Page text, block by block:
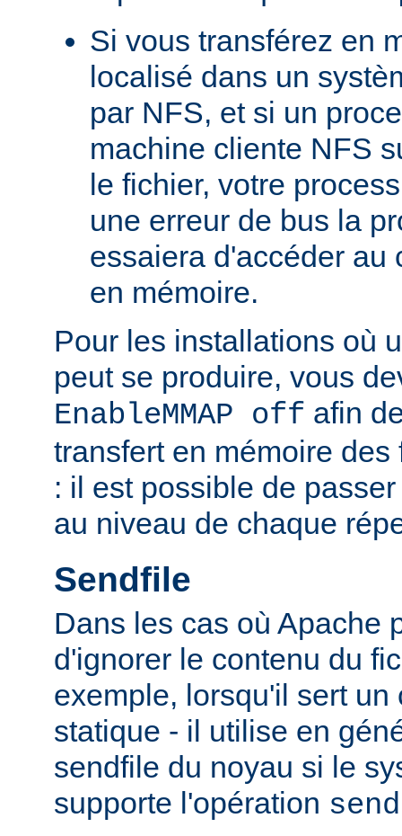
Si vous transférez en
localisé dans un
par NFS, et si un
machine cliente NFS
le fichier, votre
une erreur de bus la
essaiera d'accéder au
en mémoire.
Pour les installations où
peut se produire, vous
EnableMMAP off afin
transfert en mémoire
: il est possible de
au niveau de chaque
Sendfile
Dans les cas où Apache
d'ignorer le contenu du
exemple, lorsqu'il sert un
statique - il utilise en
sendfile du noyau si le
supporte l'opération